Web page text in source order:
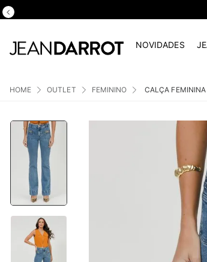
NOVIDADES
OUTLET FEMININO CALÇA